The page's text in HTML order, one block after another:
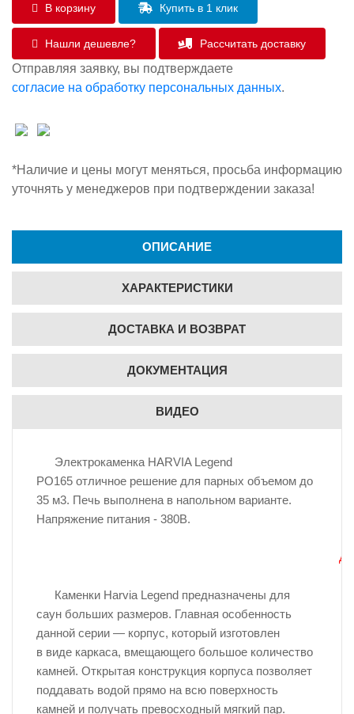
В корзину Купить в 1 клик
Нашли дешевле? Рассчитать доставку
Отправляя заявку, вы подтверждаете
согласие на обработку персональных данных.
*Наличие и цены могут меняться, просьба информацию
уточнять у менеджеров при подтверждении заказа!
ОПИСАНИЕ
ХАРАКТЕРИСТИКИ
ДОСТАВКА И ВОЗВРАТ
ДОКУМЕНТАЦИЯ
ВИДЕО
Электрокаменка HARVIA Legend
PO165 отличное решение для парных объемом до
35 м3. Печь выполнена в напольном варианте.
Напряжение питания - 380В.
Каменки Harvia Legend предназначены для
саун больших размеров. Главная особенность
данной серии — корпус, который изготовлен
в виде каркаса, вмещающего большое количество
камней. Открытая конструкция корпуса позволяет
поддавать водой прямо на всю поверхность
камней и получать превосходный мягкий пар.